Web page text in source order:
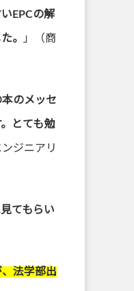
EPCの解
。 」（商
のメ ッセ
とても勉
ジニアリ
てもらい
法学部出